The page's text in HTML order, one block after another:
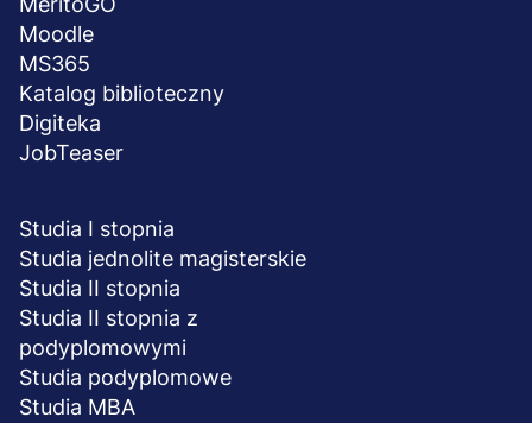
Moodle
MS365
Katalog biblioteczny
Digiteka
JobTeaser
Studia I stopnia
Studia jednolite magisterskie
Studia II stopnia
Studia II stopnia z
podyplomowymi
Studia podyplomowe
Studia MBA